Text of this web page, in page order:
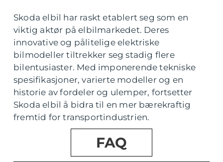
Skoda elbil har raskt etablert seg som en
viktig aktør på elbilmarkedet. Deres
innovative og pålitelige elektriske
bilmodeller tiltrekker seg stadig flere
bilentusiaster. Med imponerende tekniske
spesifikasjoner, varierte modeller og en
historie av fordeler og ulemper, fortsetter
Skoda elbil å bidra til en mer bærekraftig
fremtid for transportindustrien.
FAQ